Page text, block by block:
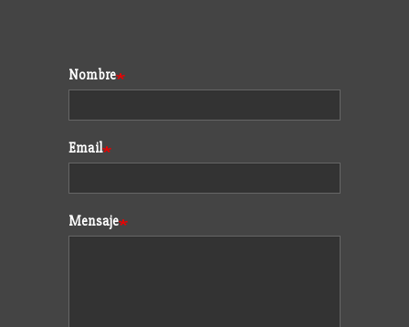
Formulario
Nombre
Email
Mensaje